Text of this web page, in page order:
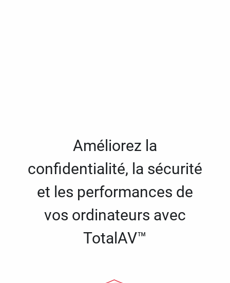
Améliorez la
confidentialité, la sécurité
et les performances de
vos ordinateurs avec
TotalAV™